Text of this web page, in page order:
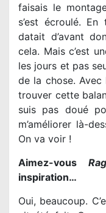
faisais le
s’est écroulé.
datait d’avant
cela. Mais c’est
les jours et pas
de la chose. Avec
trouver cette
suis pas doué
m’améliorer là-
On va voir !
Aimez-vous
inspiration…
Oui, beaucoup.